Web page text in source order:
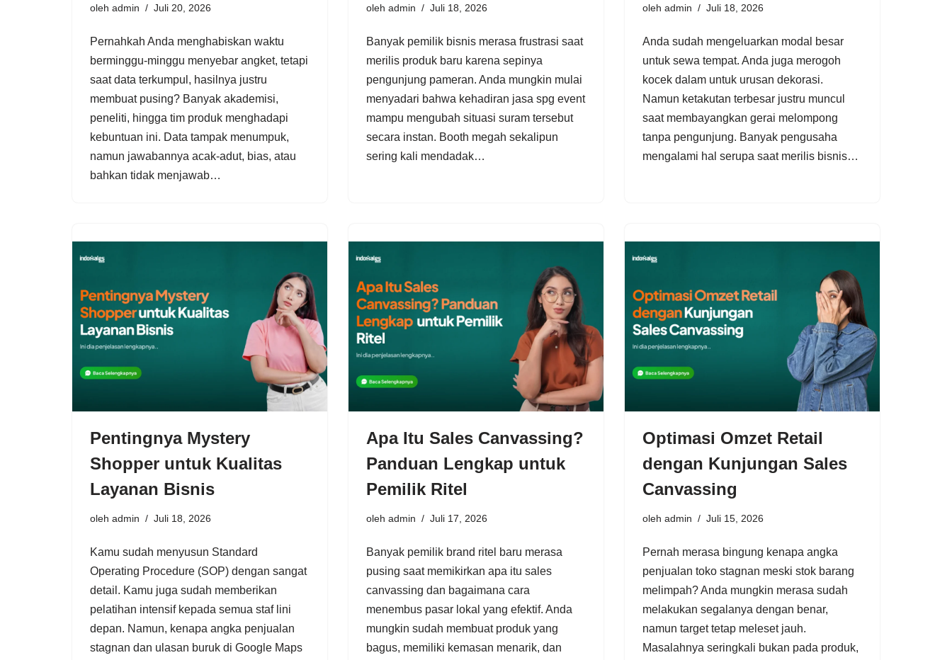
oleh admin Juli 20, 2026
Pernahkah Anda menghabiskan waktu
berminggu-minggu menyebar angket, tetapi
saat data terkumpul, hasilnya justru
membuat pusing? Banyak akademisi,
peneliti, hingga tim produk menghadapi
kebuntuan ini. Data tampak menumpuk,
namun jawabannya acak-adut, bias, atau
bahkan tidak menjawab…
oleh admin Juli 18, 2026
Banyak pemilik bisnis merasa frustrasi saat
merilis produk baru karena sepinya
pengunjung pameran. Anda mungkin mulai
menyadari bahwa kehadiran jasa spg event
mampu mengubah situasi suram tersebut
secara instan. Booth megah sekalipun
sering kali mendadak…
oleh admin Juli 18, 2026
Anda sudah mengeluarkan modal besar
untuk sewa tempat. Anda juga merogoh
kocek dalam untuk urusan dekorasi.
Namun ketakutan terbesar justru muncul
saat membayangkan gerai melompong
tanpa pengunjung. Banyak pengusaha
mengalami hal serupa saat merilis bisnis…
Pentingnya Mystery
Shopper untuk Kualitas
Layanan Bisnis
oleh admin Juli 18, 2026
Kamu sudah menyusun Standard
Operating Procedure (SOP) dengan sangat
detail. Kamu juga sudah memberikan
pelatihan intensif kepada semua staf lini
depan. Namun, kenapa angka penjualan
stagnan dan ulasan buruk di Google Maps
Apa Itu Sales Canvassing?
Panduan Lengkap untuk
Pemilik Ritel
oleh admin Juli 17, 2026
Banyak pemilik brand ritel baru merasa
pusing saat memikirkan apa itu sales
canvassing dan bagaimana cara
menembus pasar lokal yang efektif. Anda
mungkin sudah membuat produk yang
bagus, memiliki kemasan menarik, dan
Optimasi Omzet Retail
dengan Kunjungan Sales
Canvassing
oleh admin Juli 15, 2026
Pernah merasa bingung kenapa angka
penjualan toko stagnan meski stok barang
melimpah? Anda mungkin merasa sudah
melakukan segalanya dengan benar,
namun target tetap meleset jauh.
Masalahnya seringkali bukan pada produk,